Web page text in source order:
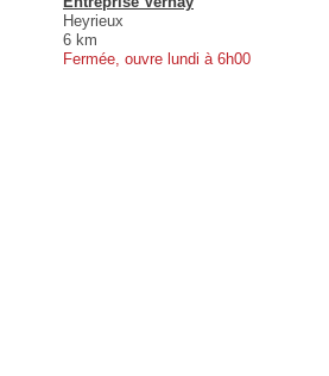
Heyrieux
6 km
Fermée, ouvre lundi à 6h00